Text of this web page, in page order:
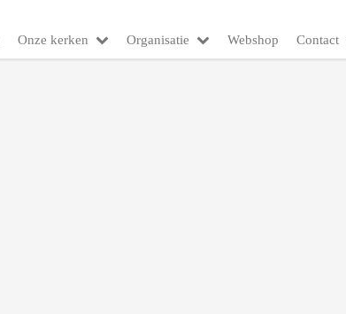
Onze kerken Organisatie Webshop Contact